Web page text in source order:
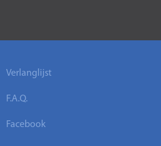
Verlanglijst
F.A.Q.
Facebook